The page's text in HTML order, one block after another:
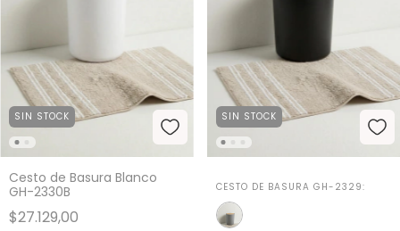
SIN STOCK
Cesto de Basura Blanco
GH-2330B
$27.129,00
SIN STOCK
CESTO DE BASURA GH-2329: